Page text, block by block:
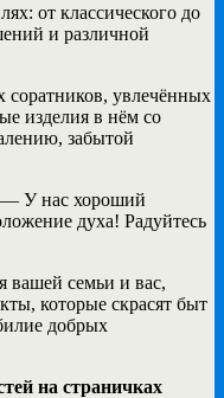
от классического до
и различной
увлечённых
изделия в нём со
забытой
— У нас хороший
духа! Радуйтесь
вашей семьи и вас,
которые скрасят быт
добрых
на страничках